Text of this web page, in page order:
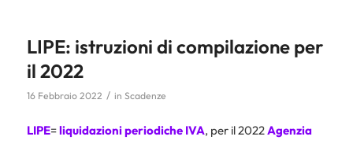
LIPE: istruzioni di compilazione per
il 2022
16 Febbraio 2022 / in Scadenze
LIPE=liquidazioni periodiche IVA, per il 2022Agenzia